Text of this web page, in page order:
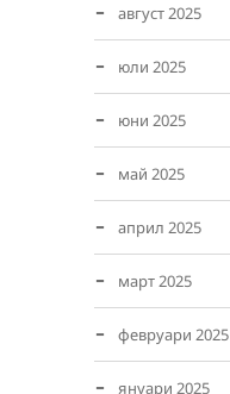
август 2025
юли 2025
юни 2025
май 2025
април 2025
март 2025
февруари 2025
януари 2025